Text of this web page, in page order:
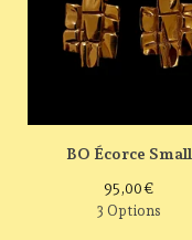
BO Écorce Small
95,00€
3 Options